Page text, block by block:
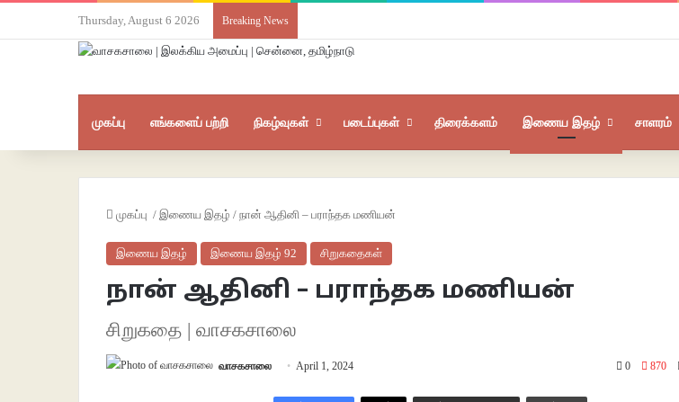
Thursday, August 6 2026 Breaking News
முகப்பு எங்களைப் பற்றி நிகழ்வுகள் படைப்புகள் திரைக்களம் இணைய இதழ் சாளரம்
முகப்பு / இணைய இதழ் / நான் ஆதினி – பராந்தக மணியன்
இணைய இதழ் இணைய இதழ் 92 சிறுகதைகள்
நான் ஆதினி – பராந்தக மணியன்
சிறுகதை | வாசகசாலை
வாசகசாலை April 1, 2024 0 870